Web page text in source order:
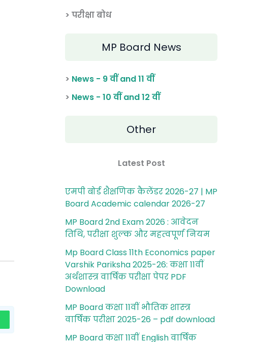
> परीक्षा बोध
MP Board News
> News - 9 वीं and 11 वीं
> News - 10 वीं and 12 वीं
Other
Latest Post
एमपी बोर्ड शैक्षणिक कैलेंडर 2026-27 | MP
Board Academic calendar 2026-27
MP Board 2nd Exam 2026 : आवेदन
तिथि, परीक्षा शुल्‍क और महत्‍वपूर्ण नियम
Mp Board Class 11th Economics paper
Varshik Pariksha 2025-26: कक्षा 11वीं
अर्थशास्‍त्र वार्षिक परीक्षा पेपर PDF
Download
MP Board कक्षा 11वीं भौतिक शास्‍त्र
वार्षिक परीक्षा 2025-26 – pdf download
MP Board कक्षा 11वीं English वार्षिक